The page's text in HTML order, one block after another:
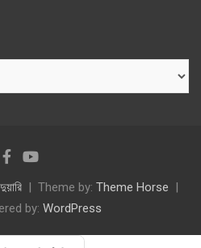
Theme by: Theme Horse
by: WordPress